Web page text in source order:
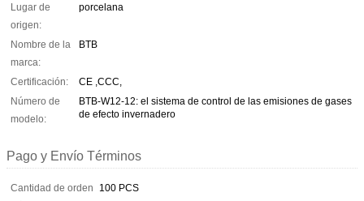
Lugar de
origen:
porcelana
Nombre de la
marca:
BTB
Certificación:
CE ,CCC,
Número de
modelo:
BTB-W12-12: el sistema de control de las emisiones de gases
de efecto invernadero
Pago y Envío Términos
Cantidad de orden
100 PCS